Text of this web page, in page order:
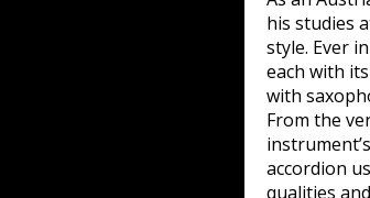
his studies
style. Ever
each with
with
From the
accordion
qualities